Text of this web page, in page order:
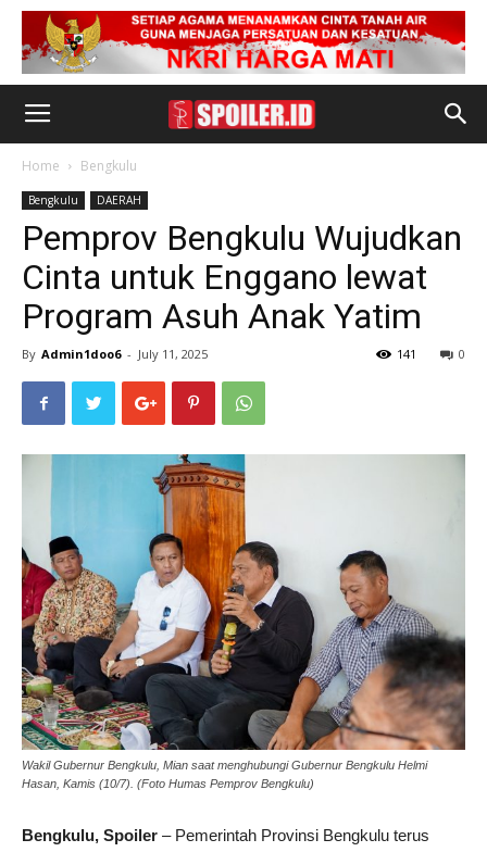
Home Bengkulu
Bengkulu DAERAH
Pemprov Bengkulu Wujudkan
Cinta untuk Enggano lewat
Program Asuh Anak Yatim
By Admin1doo6 - July 11, 2025 0
141
Wakil Gubernur Bengkulu, Mian saat menghubungi Gubernur Bengkulu Helmi
Hasan, Kamis (10/7). (Foto Humas Pemprov Bengkulu)
Bengkulu, Spoiler – Pemerintah Provinsi Bengkulu terus